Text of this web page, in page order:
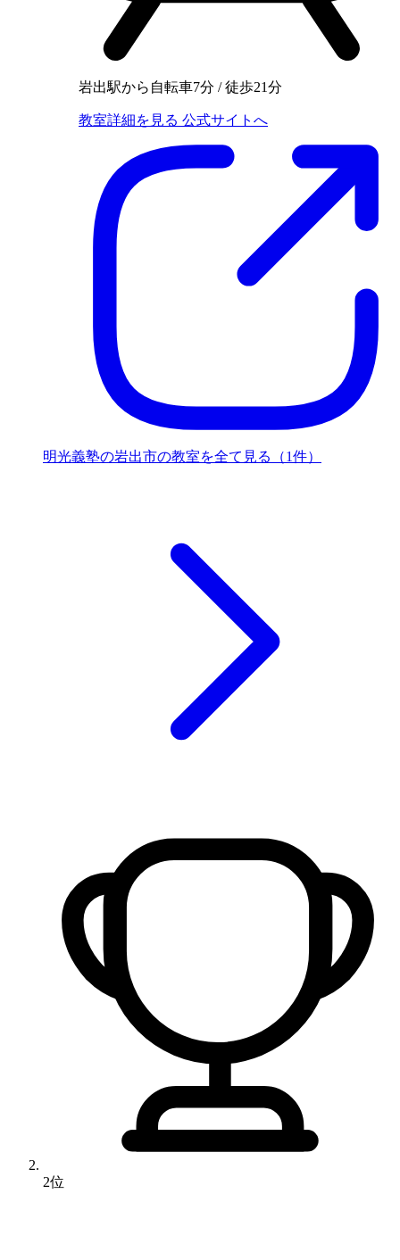
岩出駅から自転車7分 / 徒歩21分
教室詳細を見る 公式サイトへ
明光義塾の岩出市の教室を全て見る（1件）
2位